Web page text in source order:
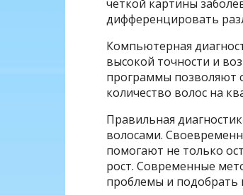
четкой картины
дифференцировать
Компьютерная
высокой точности и
программы позволяют
количество волос на
Правильная
волосами.
помогают не только
рост. Современные
проблемы и подобрать